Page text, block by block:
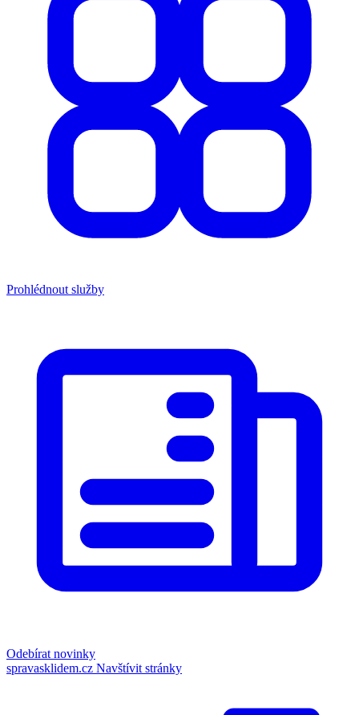
Prohlédnout služby
Odebírat novinky
spravasklidem.cz Navštívit stránky